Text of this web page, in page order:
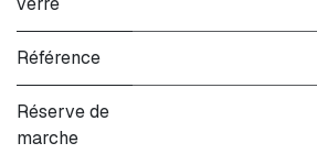
Référence
Réserve de
marche